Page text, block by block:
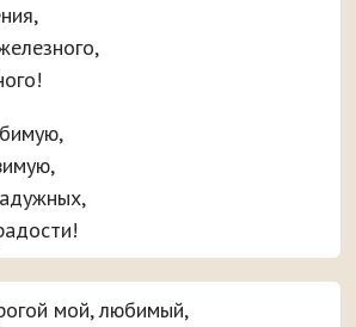
мой, любимый,